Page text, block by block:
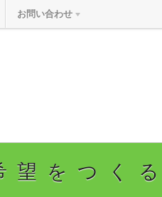
お問い合わせ
望をつく